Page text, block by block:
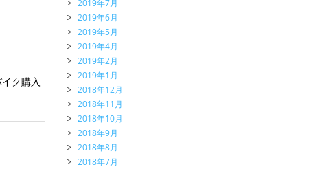
ク購入
2019年7月
2019年6月
2019年5月
2019年4月
2019年2月
2019年1月
2018年12月
2018年11月
2018年10月
2018年9月
2018年8月
2018年7月